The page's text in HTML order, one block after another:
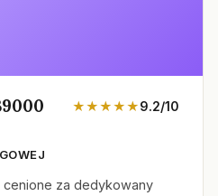
★★★★★9.2/10
za dedykowany